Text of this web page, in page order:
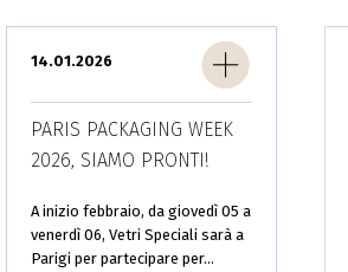
14.01.2026
PARIS PACKAGING WEEK
2026, SIAMO PRONTI!
A inizio febbraio, da giovedì 05 a
venerdì 06, Vetri Speciali sarà a
Parigi per partecipare per...
Pagine